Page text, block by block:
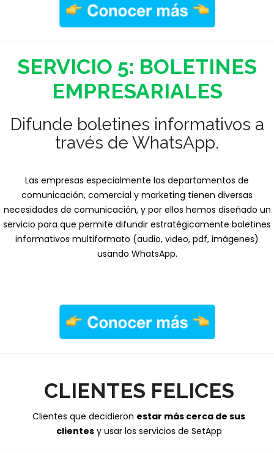
SERVICIO 5: BOLETINES
EMPRESARIALES
Difunde boletines informativos a
través de WhatsApp.
Las empresas especialmente los departamentos de
comunicación, comercial y marketing tienen diversas
necesidades de comunicación, y por ellos hemos diseñado un
servicio para que permite difundir estratégicamente boletines
informativos multiformato (audio, video, pdf, imágenes)
usando WhatsApp.
CLIENTES FELICES
Clientes que decidieron estar más cerca de sus
clientesy usar los servicios de SetApp